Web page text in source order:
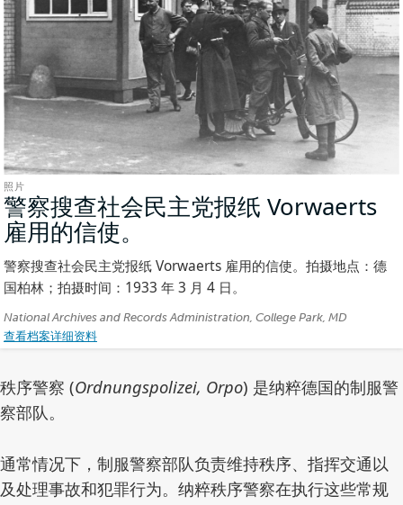
照片
警察搜查社会民主党报纸 Vorwaerts
雇用的信使。
片)
警察搜查社会民主党报纸 Vorwaerts 雇用的信使。拍摄地点：德
国柏林；拍摄时间：1933 年 3 月 4 日。
作
者:
National Archives and Records Administration, College Park, MD
查看档案详细资料
秩序警察 (Ordnungspolizei, Orpo) 是纳粹德国的制服警
察部队。
通常情况下，制服警察部队负责维持秩序、指挥交通以
及处理事故和犯罪行为。纳粹秩序警察在执行这些常规